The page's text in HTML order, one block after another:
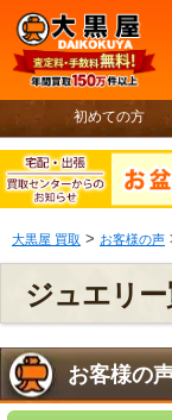
初めての方
大黒屋 買取 > お客様の声
ジュエリ
お客様の